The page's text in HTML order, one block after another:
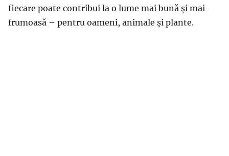
fiecare poate contribui la o lume mai bună și mai
frumoasă – pentru oameni, animale și plante.